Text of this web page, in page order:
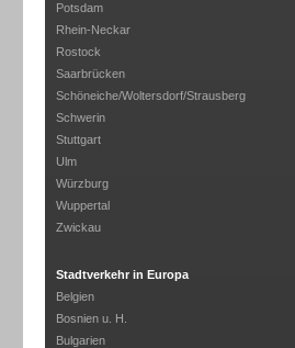
Potsdam
Rhein-Neckar
Rostock
Saarbrücken
Schöneiche/Woltersdorf/Strausberg
Schwerin
Stuttgart
Ulm
Würzburg
Wuppertal
Zwickau
Stadtverkehr in Europa
Belgien
Bosnien u. H.
Bulgarien